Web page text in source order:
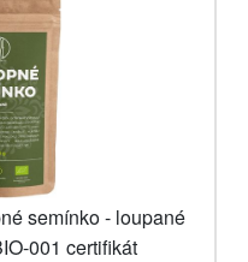
semínko - loupané
001 certifikát